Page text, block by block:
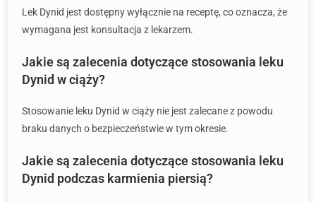
Lek Dynid jest dostępny wyłącznie na receptę, co oznacza, że
wymagana jest konsultacja z lekarzem.
Jakie są zalecenia dotyczące stosowania leku
Dynid w ciąży?
Stosowanie leku Dynid w ciąży nie jest zalecane z powodu
braku danych o bezpieczeństwie w tym okresie.
Jakie są zalecenia dotyczące stosowania leku
Dynid podczas karmienia piersią?